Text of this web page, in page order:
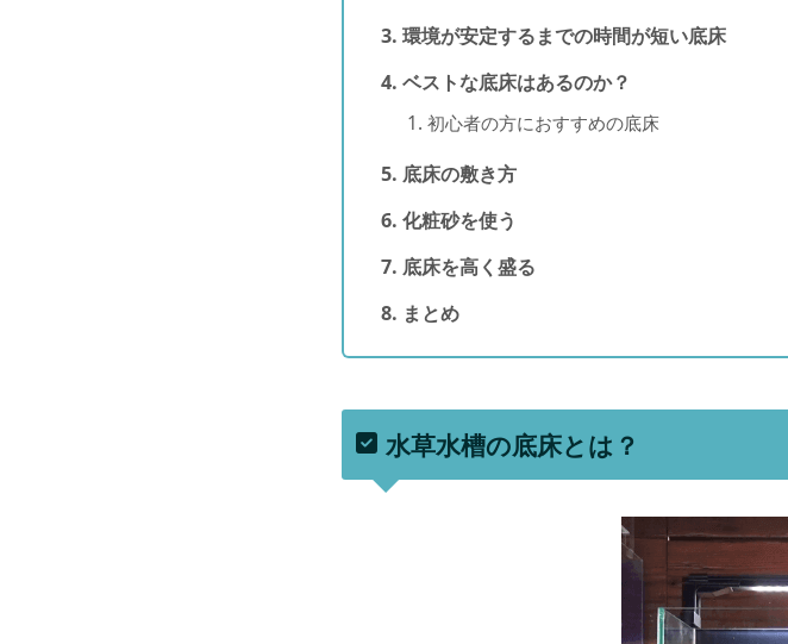
環境が安定するまでの時間が短い底床
ベストな底床はあるのか？
初心者の方におすすめの底床
底床の敷き方
化粧砂を使う
底床を高く盛る
まとめ
水草水槽の底床とは？